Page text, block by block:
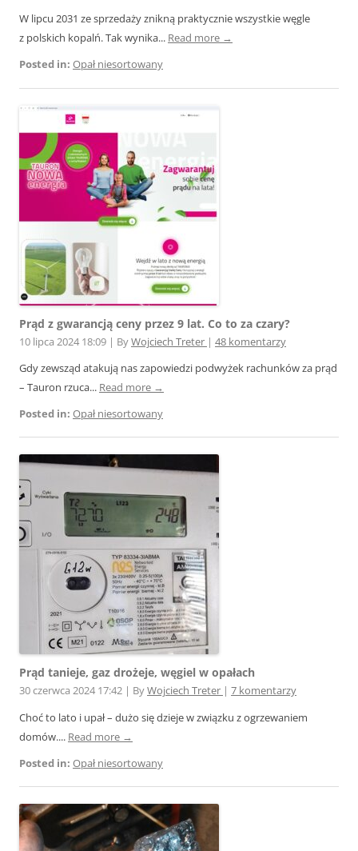
W lipcu 2031 ze sprzedaży znikną praktycznie wszystkie węgle
z polskich kopalń. Tak wynika... Read more →
Posted in: Opał niesortowany
Prąd z gwarancją ceny przez 9 lat. Co to za czary?
10 lipca 2024 18:09 | ByWojciech Treter | 48 komentarzy
Gdy zewsząd atakują nas zapowiedzi podwyżek rachunków za prąd
– Tauron rzuca... Read more →
Posted in: Opał niesortowany
Prąd tanieje, gaz drożeje, węgiel w opałach
30 czerwca 2024 17:42 ByWojciech Treter 7 komentarzy
Choć to lato i upał – dużo się dzieje w związku z ogrzewaniem
domów.... Read more →
Posted in: Opał niesortowany